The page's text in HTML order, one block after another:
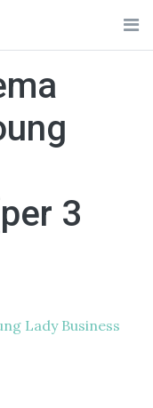
3
Lady Business